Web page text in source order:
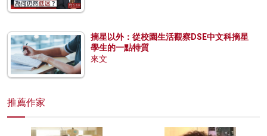
摘星以外：從校園生活觀察DSE中文科摘星
學生的一點特質
來文
推薦作家